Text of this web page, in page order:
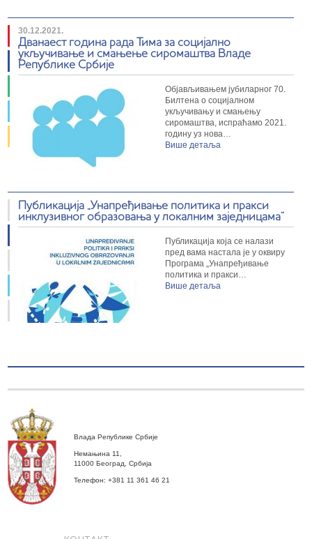
30.12.2021.
Дванаест година рада Тима за социјално
укључивање и смањење сиромаштва Владе
Републике Србије
Објављивањем јубиларног 70.
Билтена о социјалном
укључивању и смањењу
сиромаштва, испраћамо 2021.
годину уз нова…
Више детаља
Публикација „Унапређивање политика и пракси
инклузивног образовања у локалним заједницама”
Публикација која се налази
пред вама настала је у оквиру
Програма „Унапређивање
политика и пракси…
Више детаља
Влада Републике Србије
Немањина 11,
11000 Београд, Србија
Телефон: +381 11 361 46 21